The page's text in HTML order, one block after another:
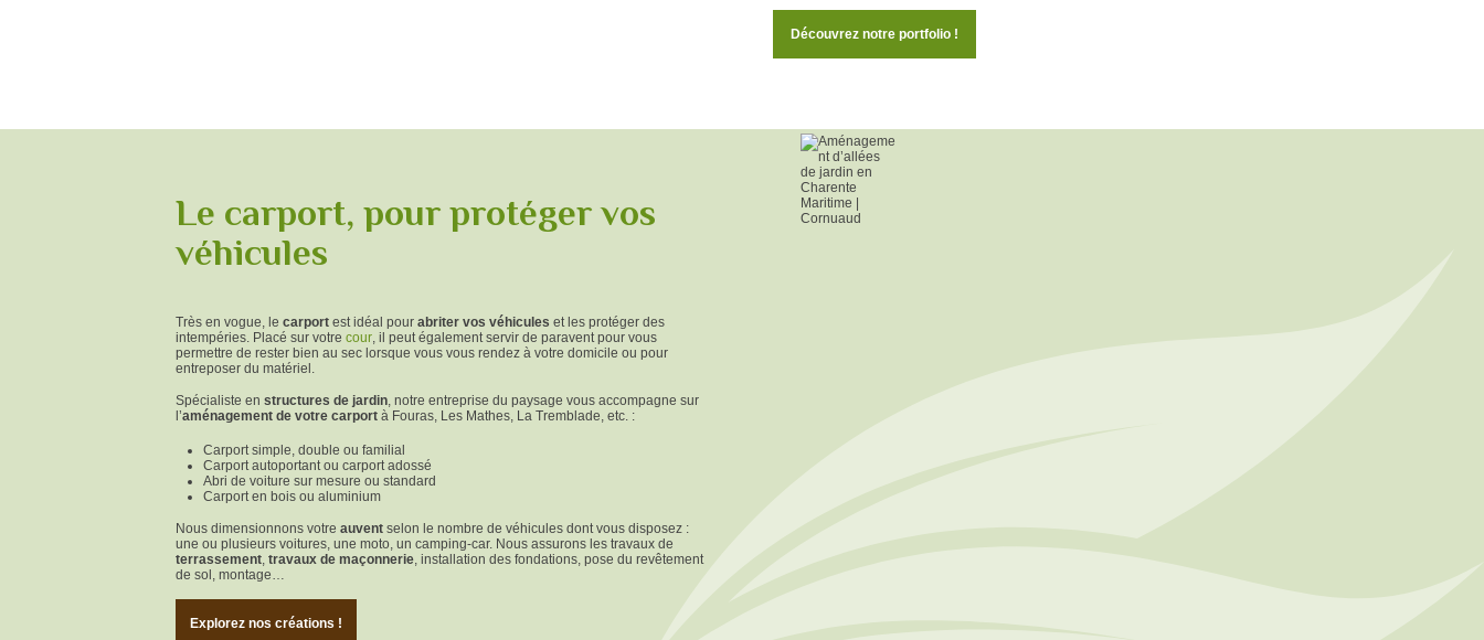
Découvrez notre portfolio !
Le carport, pour protéger vos
véhicules
Très en vogue, le carportest idéal pour abriter vos véhicules et les protéger des
intempéries. Placé sur votre cour, il peut également servir de paravent pour vous
permettre de rester bien au sec lorsque vous vous rendez à votre domicile ou pour
entreposer du matériel.
Spécialiste en structures de jardin, notre entreprise du paysage vous accompagne sur
l’aménagement de votre carport à Fouras, Les Mathes, La Tremblade, etc. :
Carport simple, double ou familial
Carport autoportant ou carport adossé
Abri de voiture sur mesure ou standard
Carport en bois ou aluminium
Nous dimensionnons votre auventselon le nombre de véhicules dont vous disposez :
une ou plusieurs voitures, une moto, un camping-car. Nous assurons les travaux de
terrassement, travaux de maçonnerie, installation des fondations, pose du revêtement
de sol, montage…
Explorez nos créations !